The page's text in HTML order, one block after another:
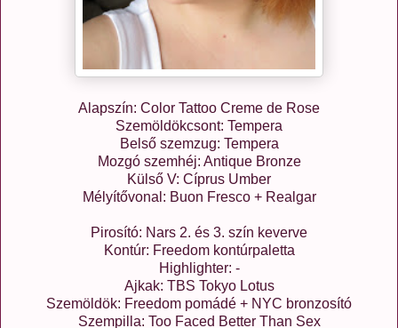
Alapszín: Color Tattoo Creme de Rose
Szemöldökcsont: Tempera
Belső szemzug: Tempera
Mozgó szemhéj: Antique Bronze
Külső V: Cíprus Umber
Mélyítővonal: Buon Fresco + Realgar
Pirosító: Nars 2. és 3. szín keverve
Kontúr: Freedom kontúrpaletta
Highlighter: -
Ajkak: TBS Tokyo Lotus
Szemöldök: Freedom pomádé + NYC bronzosító
Szempilla: Too Faced Better Than Sex